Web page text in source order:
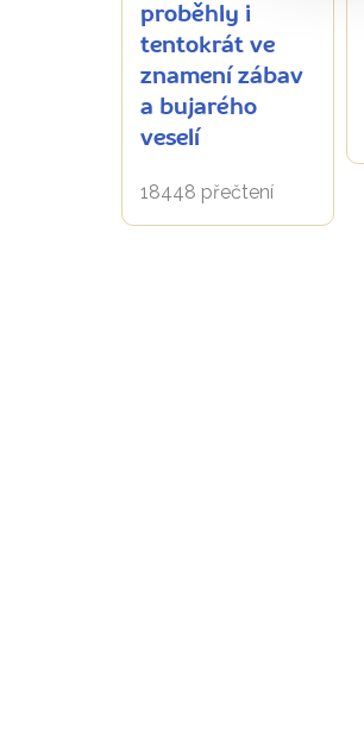
proběhly i
tentokrát ve
znamení zábav
a bujarého
veselí
18448 přečtení